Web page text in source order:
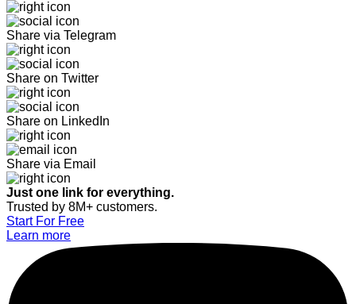
Share via Telegram
Share on Twitter
Share on LinkedIn
Share via Email
Just one link for everything.
Trusted by 8M+ customers.
Start For Free
Learn more